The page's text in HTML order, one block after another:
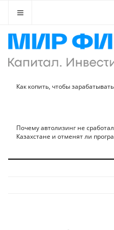
Как копить, чтобы
Почему автолизинг не
Казахстане и отменят ли